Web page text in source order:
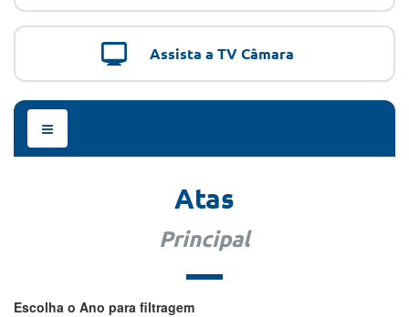
Assista a TV Câmara
Menu
de
Atas
Principal
Escolha o Ano para filtragem